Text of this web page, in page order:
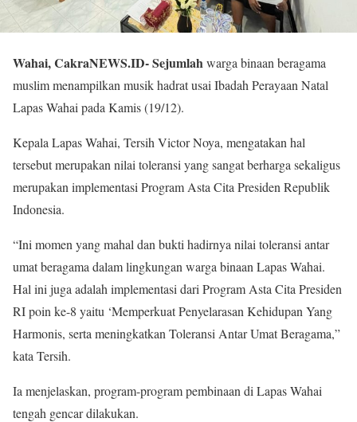
Wahai, CakraNEWS.ID- Sejumlahwarga binaan beragama
muslim menampilkan musik hadrat usai Ibadah Perayaan Natal
Lapas Wahai pada Kamis (19/12).
Kepala Lapas Wahai, Tersih Victor Noya, mengatakan hal
tersebut merupakan nilai toleransi yang sangat berharga sekaligus
merupakan implementasi Program Asta Cita Presiden Republik
Indonesia.
“Ini momen yang mahal dan bukti hadirnya nilai toleransi antar
umat beragama dalam lingkungan warga binaan Lapas Wahai.
Hal ini juga adalah implementasi dari Program Asta Cita Presiden
RI poin ke-8 yaitu ‘Memperkuat Penyelarasan Kehidupan Yang
Harmonis, serta meningkatkan Toleransi Antar Umat Beragama,”
kata Tersih.
Ia menjelaskan, program-program pembinaan di Lapas Wahai
tengah gencar dilakukan.